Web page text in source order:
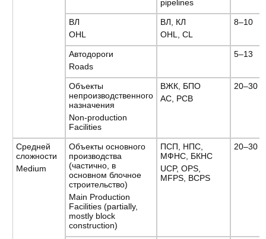
pipelines
ВЛ
OHL
ВЛ, КЛ
OHL, CL
8–10
Автодороги
Roads
5–13
Объекты
непроизводственного
назначения
Non-production
Facilities
ВЖК, БПО
AC, PCB
20–30
Средней
сложности
Medium
Объекты основного
производства
(частично, в
основном блочное
строительство)
Main Production
Facilities (partially,
mostly block
construction)
ПСП, НПС,
МФНС, БКНС
UCP, OPS,
MFPS, BCPS
20–30